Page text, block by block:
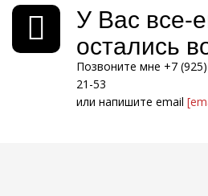
У Вас все-
остались
Позвоните мне +7
21-53
или напишите email